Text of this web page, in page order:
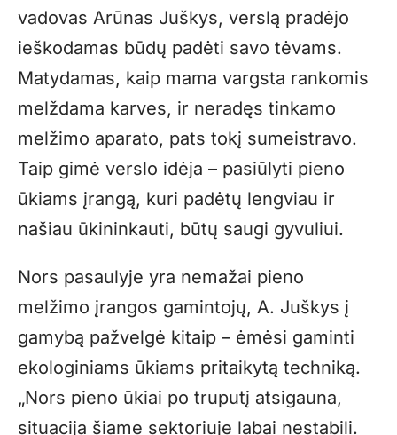
vadovas Arūnas Juškys, verslą pradėjo
ieškodamas būdų padėti savo tėvams.
Matydamas, kaip mama vargsta rankomis
melždama karves, ir neradęs tinkamo
melžimo aparato, pats tokį sumeistravo.
Taip gimė verslo idėja – pasiūlyti pieno
ūkiams įrangą, kuri padėtų lengviau ir
našiau ūkininkauti, būtų saugi gyvuliui.
Nors pasaulyje yra nemažai pieno
melžimo įrangos gamintojų, A. Juškys į
gamybą pažvelgė kitaip – ėmėsi gaminti
ekologiniams ūkiams pritaikytą techniką.
„Nors pieno ūkiai po truputį atsigauna,
situacija šiame sektoriuje labai nestabili.